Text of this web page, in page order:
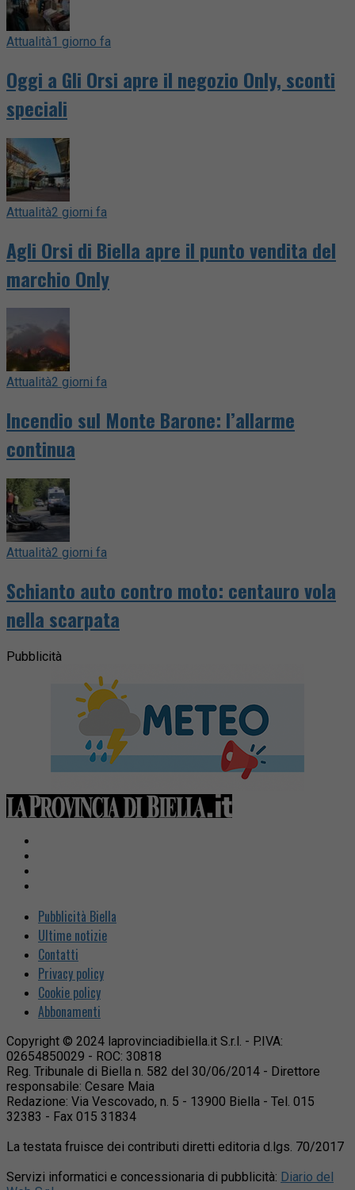
Attualità1 giorno fa
Oggi a Gli Orsi apre il negozio Only, sconti
speciali
Attualità2 giorni fa
Agli Orsi di Biella apre il punto vendita del
marchio Only
Attualità2 giorni fa
Incendio sul Monte Barone: l’allarme
continua
Attualità2 giorni fa
Schianto auto contro moto: centauro vola
nella scarpata
Pubblicità
Pubblicità Biella
Ultime notizie
Contatti
Privacy policy
Cookie policy
Abbonamenti
Copyright © 2024 laprovinciadibiella.it S.r.l. - P.IVA:
02654850029 - ROC: 30818
Reg. Tribunale di Biella n. 582 del 30/06/2014 - Direttore
responsabile: Cesare Maia
Redazione: Via Vescovado, n. 5 - 13900 Biella - Tel. 015
32383 - Fax 015 31834
La testata fruisce dei contributi diretti editoria d.lgs. 70/2017
Servizi informatici e concessionaria di pubblicità: Diario del